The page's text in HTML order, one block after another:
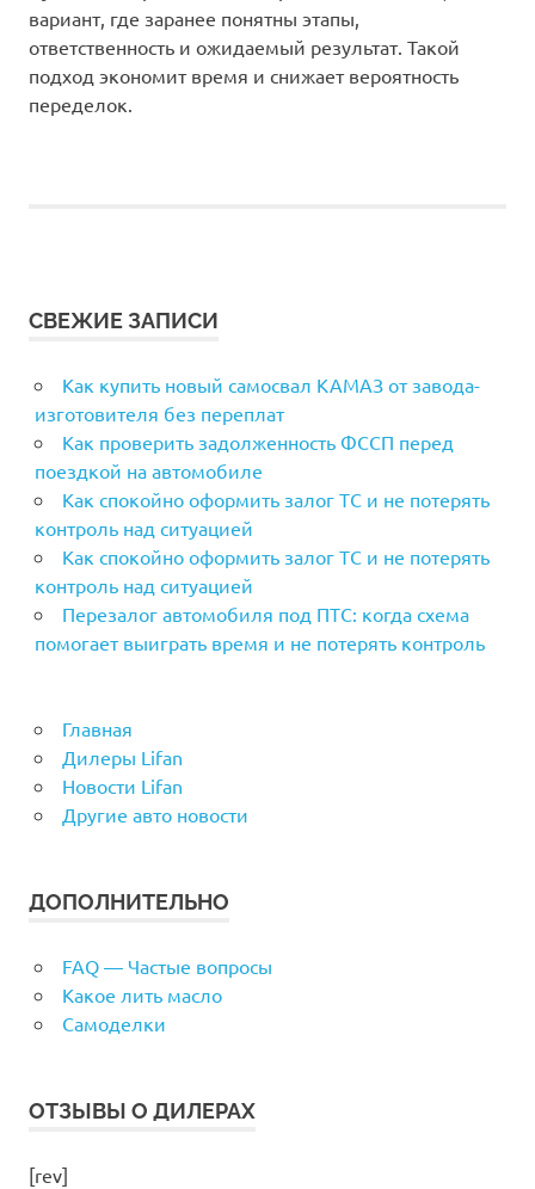
вариант, где заранее понятны этапы,
ответственность и ожидаемый результат. Такой
подход экономит время и снижает вероятность
переделок.
СВЕЖИЕ ЗАПИСИ
Как купить новый самосвал КАМАЗ от завода-
изготовителя без переплат
Как проверить задолженность ФССП перед
поездкой на автомобиле
Как спокойно оформить залог ТС и не потерять
контроль над ситуацией
Как спокойно оформить залог ТС и не потерять
контроль над ситуацией
Перезалог автомобиля под ПТС: когда схема
помогает выиграть время и не потерять контроль
Главная
Дилеры Lifan
Новости Lifan
Другие авто новости
ДОПОЛНИТЕЛЬНО
FAQ — Частые вопросы
Какое лить масло
Самоделки
ОТЗЫВЫ О ДИЛЕРАХ
[rev]